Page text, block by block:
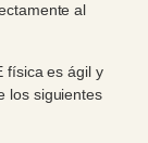
al
física es ágil y
los siguientes